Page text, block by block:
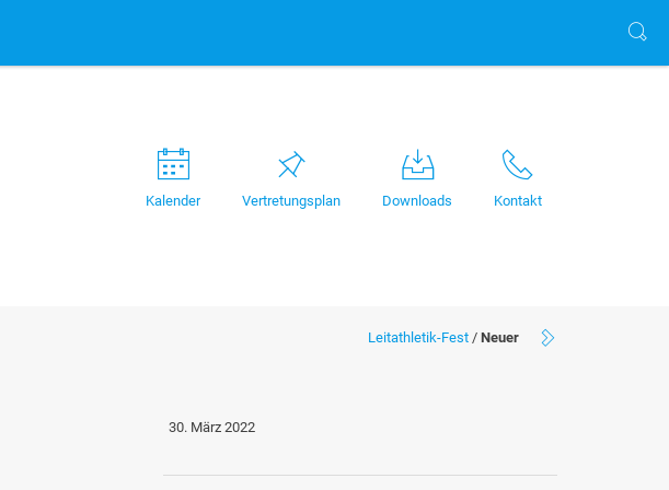
Kalender Vertretungsplan Downloads Kontakt
Leitathletik-Fest / Neuer
30. März 2022